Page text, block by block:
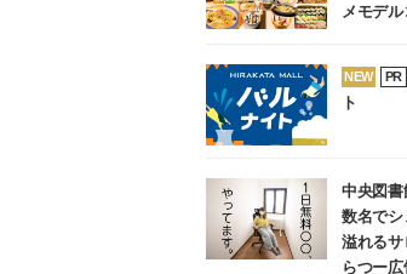
メモデ
NEW PR
ト
中央図
数名で
溢れる
らつー広